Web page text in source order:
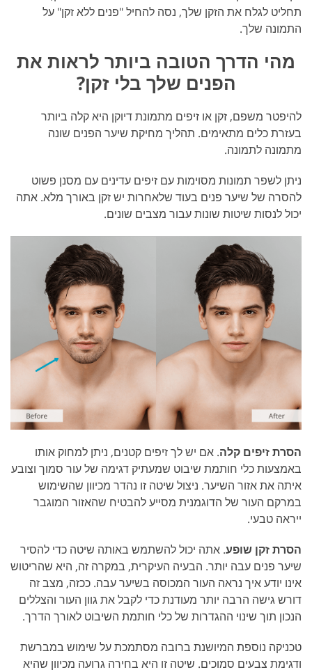
תחליט לגלח את הזקן שלך, נסה להחיל "פנים ללא זקן" על
התמונה שלך.
מהי הדרך הטובה ביותר לראות את
הפנים שלך בלי זקן?
להיפטר משפם, זקן או זיפים מתמונת דיוקן היא קלה ביותר
בעזרת כלים מתאימים. תהליך מחיקת שיער הפנים שונה
מתמונה לתמונה.
ניתן לשפר תמונות מסוימות עם זיפים עדינים עם מסנן פשוט
להסרה של שיער פנים בעוד שלאחרות יש זקן באורך מלא. אתה
יכול לנסות שיטות שונות עבור מצבים שונים.
הסרת זיפים קלה. אם יש לך זיפים קטנים, ניתן למחוק אותו
באמצעות כלי חותמת שיבוט שמעתיק דגימה של עור סמוך וצובע
איתה את אזור השיער. ניצול שיטה זו נהדר מכיוון שהשימוש
במרקם העור של הדוגמנית מסייע להבטיח שהאזור המוגבר
ייראה טבעי.
הסרת זקן שופע. אתה יכול להשתמש באותה שיטה כדי להסיר
שיער פנים עבה יותר. הבעיה העיקרית, במקרה זה, היא שהריטוש
אינו יודע איך נראה העור המכוסה בשיער עבה. ככזה, מצב זה
דורש גישה הרבה יותר מעודנת כדי לקבל את גוון העור והצללים
הנכון תוך שינוי ההגדרות של כלי חותמת השיבוט לאורך הדרך.
טכניקה נוספת המיושנת ברובה מסתמכת על שימוש במברשת
ודגימת צבעים סמוכים. שיטה זו היא בחירה גרועה מכיוון שהיא